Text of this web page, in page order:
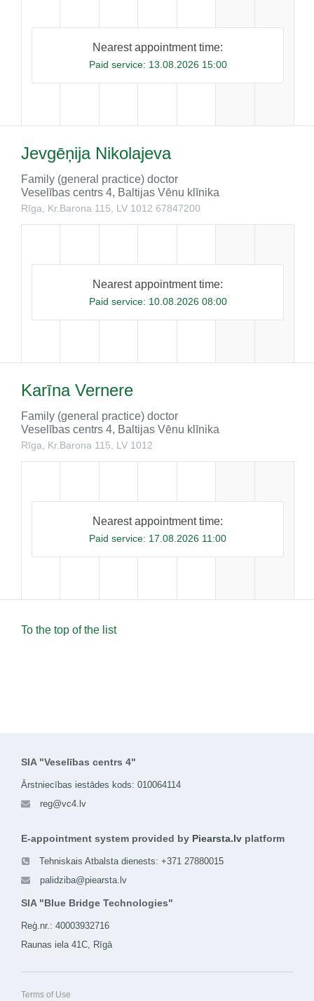
Nearest appointment time:
Paid service: 13.08.2026 15:00
Jevgēņija Nikolajeva
Family (general practice) doctor
Veselības centrs 4, Baltijas Vēnu klīnika
Rīga, Kr.Barona 115, LV 1012 67847200
Nearest appointment time:
Paid service: 10.08.2026 08:00
Karīna Vernere
Family (general practice) doctor
Veselības centrs 4, Baltijas Vēnu klīnika
Rīga, Kr.Barona 115, LV 1012
Nearest appointment time:
Paid service: 17.08.2026 11:00
To the top of the list
SIA "Veselības centrs 4"
Ārstniecības iestādes kods: 010064114
reg@vc4.lv
E-appointment system provided by Piearsta.lv platform
Tehniskais Atbalsta dienests: +371 27880015
palidziba@piearsta.lv
SIA "Blue Bridge Technologies"
Reģ.nr.: 40003932716
Raunas iela 41C, Rīgā
Terms of Use